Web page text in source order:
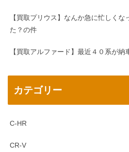
【買取プリウス】なんか急に忙しく
た？の件
【買取アルファード】最近４０系が
カテゴリー
C-HR
CR-V